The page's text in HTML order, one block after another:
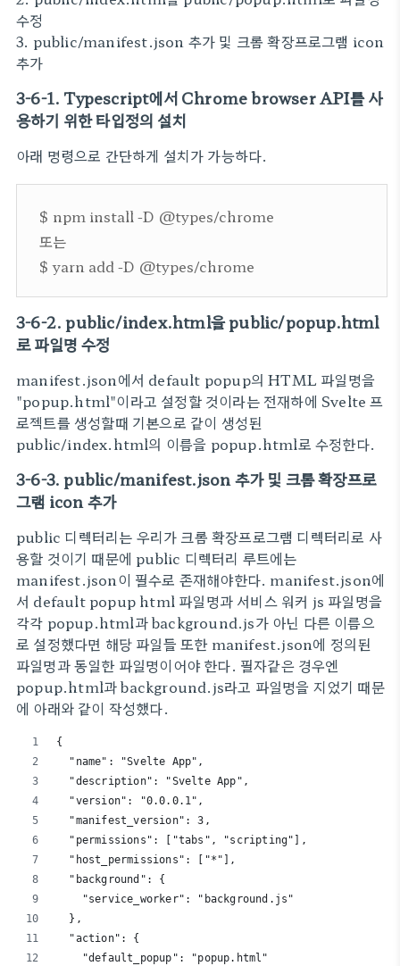
수정
3. public/manifest.json 추가 및 크롬 확장프로그램 icon
추가
3-6-1. Typescript에서 Chrome browser API를 사
용하기 위한 타입정의 설치
아래 명령으로 간단하게 설치가 가능하다.
$ npm install -D @types/chrome
또는
$ yarn add -D @types/chrome
3-6-2. public/index.html을 public/popup.html
로 파일명 수정
manifest.json에서 default popup의 HTML 파일명을
"popup.html"이라고 설정할 것이라는 전재하에 Svelte 프
로젝트를 생성할때 기본으로 같이 생성된
public/index.html의 이름을 popup.html로 수정한다.
3-6-3. public/manifest.json 추가 및 크롬 확장프로
그램 icon 추가
public 디렉터리는 우리가 크롬 확장프로그램 디렉터리로 사
용할 것이기 때문에 public 디렉터리 루트에는
manifest.json이 필수로 존재해야한다. manifest.json에
서 default popup html 파일명과 서비스 워커 js 파일명을
각각 popup.html과 background.js가 아닌 다른 이름으
로 설정했다면 해당 파일들 또한 manifest.json에 정의된
파일명과 동일한 파일명이어야 한다. 필자같은 경우엔
popup.html과 background.js라고 파일명을 지었기 때문
에 아래와 같이 작성했다.
{
  "name": "Svelte App",
  "description": "Svelte App",
  "version": "0.0.0.1",
  "manifest_version": 3,
  "permissions": ["tabs", "scripting"],
  "host_permissions": ["*"],
  "background": {
    "service_worker": "background.js"
  },
  "action": {
    "default_popup": "popup.html"